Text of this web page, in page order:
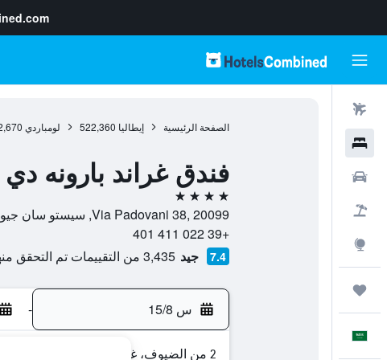
الصفحة الرئيسية إيطاليا 522,360 لومباردي
فندق غراند بارونه
4 نجوم
Via Padovani 38, 20099, سيستو سان جيوفاني, مقاطعة ميلانو, إيطاليا
+39 022 411 401
7.4 جيد 3,435 من التقييمات تم التحقق منها
س 15/8 -
2 من الضيوف، غرفة واحدة